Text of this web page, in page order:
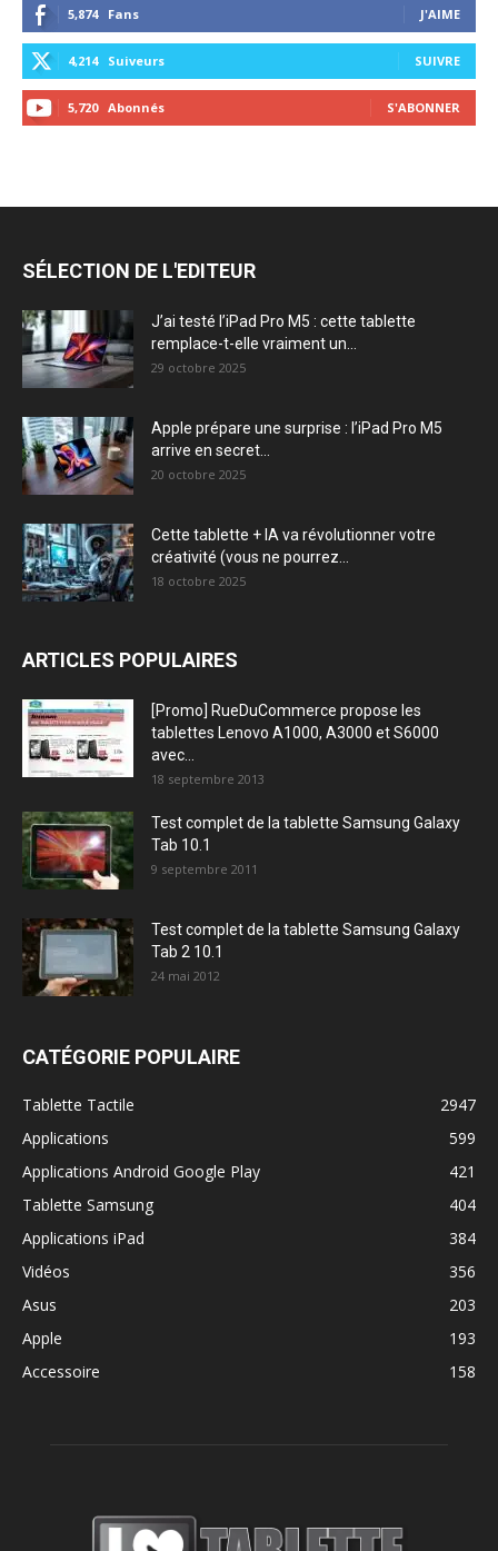
5,874 Fans J'AIME
4,214 Suiveurs SUIVRE
5,720 Abonnés S'ABONNER
SÉLECTION DE L'EDITEUR
J’ai testé l’iPad Pro M5 : cette tablette
remplace-t-elle vraiment un...
29 octobre 2025
Apple prépare une surprise : l’iPad Pro M5
arrive en secret...
20 octobre 2025
Cette tablette + IA va révolutionner votre
créativité (vous ne pourrez...
18 octobre 2025
ARTICLES POPULAIRES
[Promo] RueDuCommerce propose les
tablettes Lenovo A1000, A3000 et S6000
avec...
18 septembre 2013
Test complet de la tablette Samsung Galaxy
Tab 10.1
9 septembre 2011
Test complet de la tablette Samsung Galaxy
Tab 2 10.1
24 mai 2012
CATÉGORIE POPULAIRE
Tablette Tactile
2947
Applications
599
Applications Android Google Play
421
Tablette Samsung
404
Applications iPad
384
Vidéos
356
Asus
203
Apple
193
Accessoire
158